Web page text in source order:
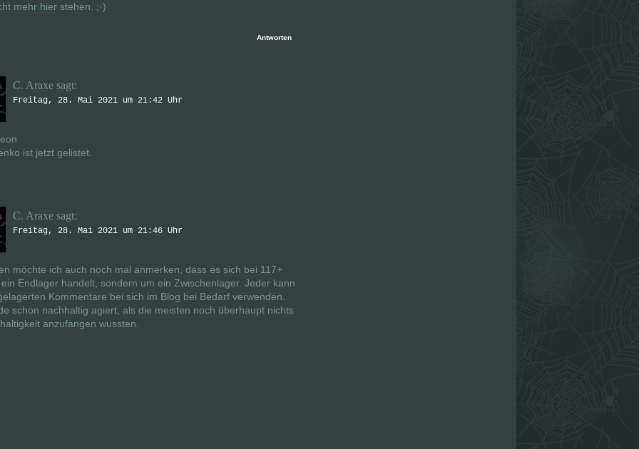
mehr hier stehen. ;·)
Antworten
C. Araxe sagt:
Freitag, 28. Mai 2021 um 21:42 Uhr
ist jetzt gelistet.
C. Araxe sagt:
Freitag, 28. Mai 2021 um 21:46 Uhr
möchte ich auch noch mal anmerken, dass es sich bei 117+
Endlager handelt, sondern um ein Zwischenlager. Jeder kann
Kommentare bei sich im Blog bei Bedarf verwenden.
schon nachhaltig agiert, als die meisten noch überhaupt nichts
anzufangen wussten.